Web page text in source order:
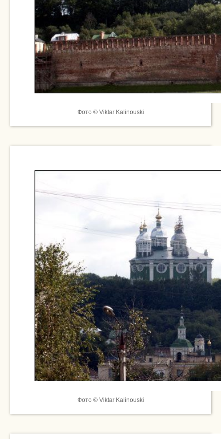
Фото © Viktar Kalinouski
Фото © Viktar Kalinouski